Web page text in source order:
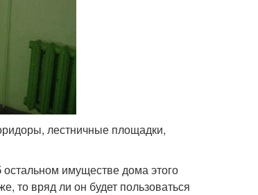
лестничные площадки,
остальном имуществе дома этого
то вряд ли он будет пользоваться